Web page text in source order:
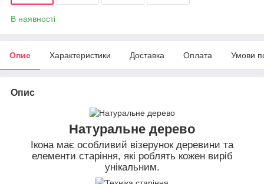
В наявності
Опис Характеристики Доставка Оплата Умови
Опис
Натуральне дерево
Ікона має особливий візерунок деревини та
елементи старіння, які роблять кожен виріб
унікальним.